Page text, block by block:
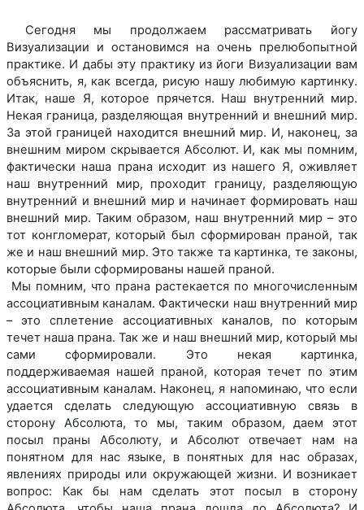
Сегодня мы продолжаем рассматривать йогу
Визуализации и остановимся на очень прелюбопытной
практике. И дабы эту практику из йоги Визуализации вам
объяснить, я, как всегда, рисую нашу любимую картинку.
Итак, наше Я, которое прячется. Наш внутренний мир.
Некая граница, разделяющая внутренний и внешний мир.
За этой границей находится внешний мир. И, наконец, за
внешним миром скрывается Абсолют. И, как мы помним,
фактически наша прана исходит из нашего Я, оживляет
наш внутренний мир, проходит границу, разделяющую
внутренний и внешний мир и начинает формировать наш
внешний мир. Таким образом, наш внутренний мир – это
тот конгломерат, который был сформирован праной, так
же и наш внешний мир. Это также та картинка, те законы,
которые были сформированы нашей праной.
Мы помним, что прана растекается по многочисленным
ассоциативным каналам. Фактически наш внутренний мир
– это сплетение ассоциативных каналов, по которым
течет наша прана. Так же и наш внешний мир, который мы
сами сформировали. Это некая картинка,
поддерживаемая нашей праной, которая течет по этим
ассоциативным каналам. Наконец, я напоминаю, что если
удается сделать следующую ассоциативную связь в
сторону Абсолюта, то мы, таким образом, даем этот
посыл праны Абсолюту, и Абсолют отвечает нам на
понятном для нас языке, в понятных для нас образах,
явлениях природы или окружающей жизни. И возникает
вопрос: Как бы нам сделать этот посыл в сторону